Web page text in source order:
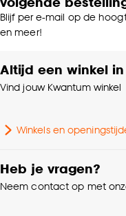
voor kiezen om
accepteren door op
Goed om te weten
kan aanpassen,
Samenstelling
Breedte
Blijf per e-mail op de
en meer!
Altijd een winkel
Vind jouw Kwantum winkel
Winkels en
Heb je vragen?
Neem contact op met